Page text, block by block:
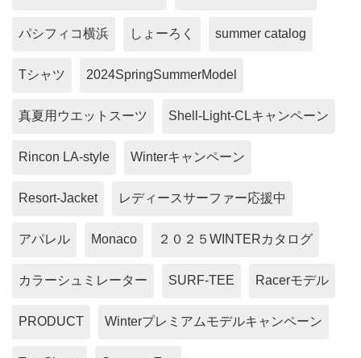
パシフィコ横浜 しょーろく summer catalog
Tシャツ 2024SpringSummerModel
真夏用ウエットスーツ Shell-Light-CLキャンペーン
Rincon LA-style Winterキャンペーン
Resort-Jacket レディースサーファー応援中
アパレル Monaco ２０２５WINTERカタログ
カラーシュミレーター SURF-TEE Racerモデル
PRODUCT Winterプレミアムモデルキャンペーン